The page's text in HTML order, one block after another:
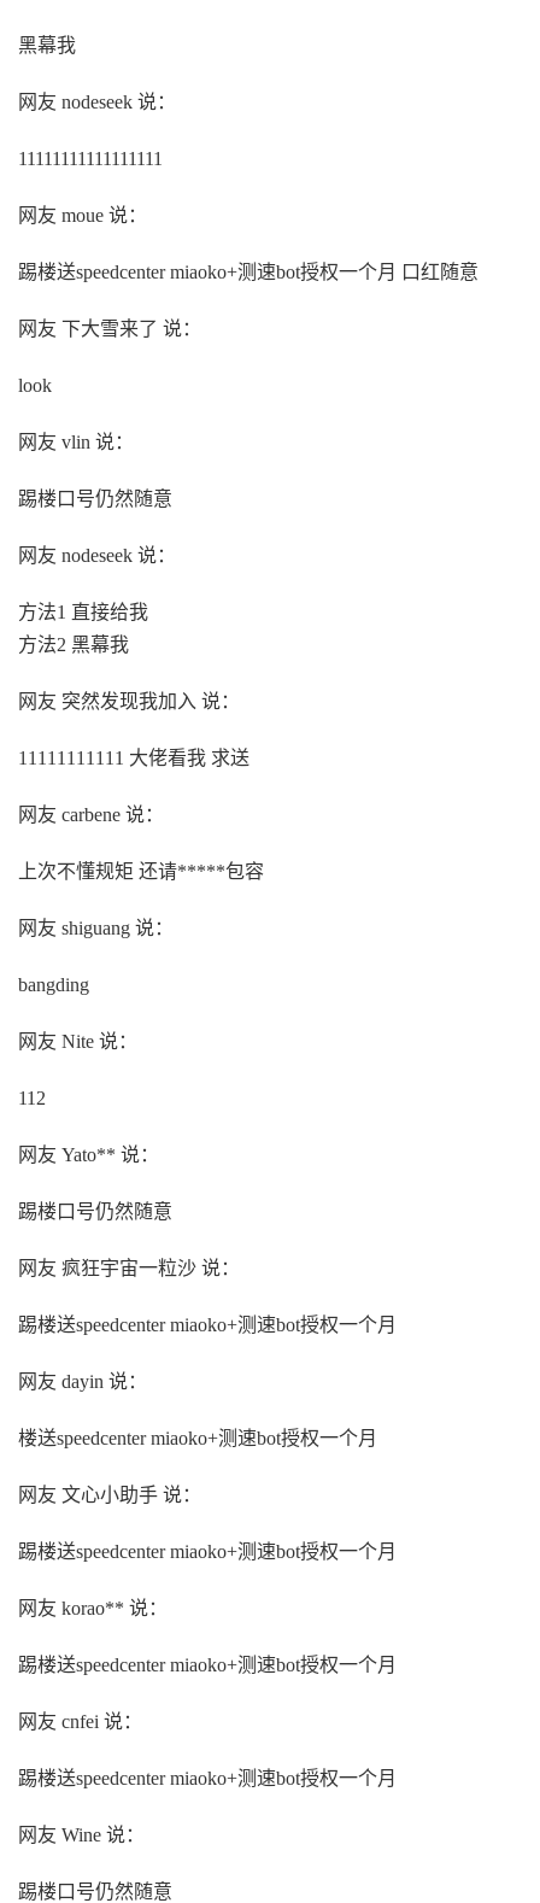
黑幕我
网友 nodeseek 说：
11111111111111111
网友 moue 说：
踢楼送speedcenter miaoko+测速bot授权一个月 口红随意
网友 下大雪来了 说：
look
网友 vlin 说：
踢楼口号仍然随意
网友 nodeseek 说：
方法1 直接给我
方法2 黑幕我
网友 突然发现我加入 说：
11111111111 大佬看我 求送
网友 carbene 说：
上次不懂规矩 还请*****包容
网友 shiguang 说：
bangding
网友 Nite 说：
112
网友 Yato** 说：
踢楼口号仍然随意
网友 疯狂宇宙一粒沙 说：
踢楼送speedcenter miaoko+测速bot授权一个月
网友 dayin 说：
楼送speedcenter miaoko+测速bot授权一个月
网友 文心小助手 说：
踢楼送speedcenter miaoko+测速bot授权一个月
网友 korao** 说：
踢楼送speedcenter miaoko+测速bot授权一个月
网友 cnfei 说：
踢楼送speedcenter miaoko+测速bot授权一个月
网友 Wine 说：
踢楼口号仍然随意